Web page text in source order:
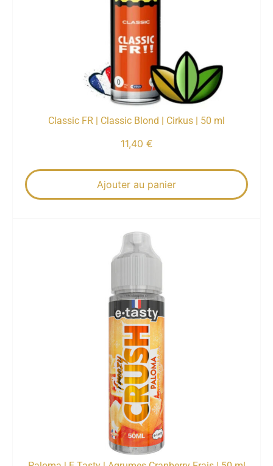
Classic FR | Classic Blond | Cirkus | 50 ml
11,40 €
Ajouter au panier